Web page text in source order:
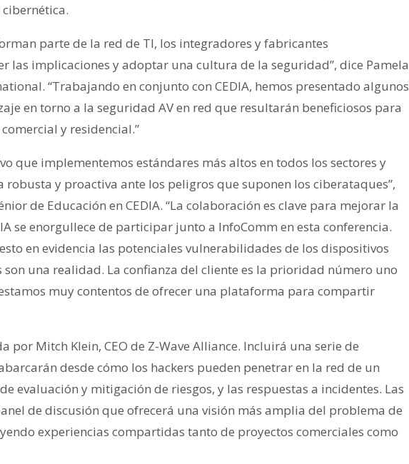
parte de la red de TI, los integradores y fabricantes
las implicaciones y adoptar una cultura de la seguridad”, dice Pamela
“Trabajando en conjunto con CEDIA, hemos presentado algunos
en torno a la seguridad AV en red que resultarán beneficiosos para
y residencial.”
que implementemos estándares más altos en todos los sectores y
y proactiva ante los peligros que suponen los ciberataques”,
de Educación en CEDIA. “La colaboración es clave para mejorar la
se enorgullece de participar junto a InfoComm en esta conferencia.
en evidencia las potenciales vulnerabilidades de los dispositivos
son una realidad. La confianza del cliente es la prioridad número uno
muy contentos de ofrecer una plataforma para compartir
por Mitch Klein, CEO de Z-Wave Alliance. Incluirá una serie de
desde cómo los hackers pueden penetrar en la red de un
evaluación y mitigación de riesgos, y las respuestas a incidentes. Las
de discusión que ofrecerá una visión más amplia del problema de
experiencias compartidas tanto de proyectos comerciales como